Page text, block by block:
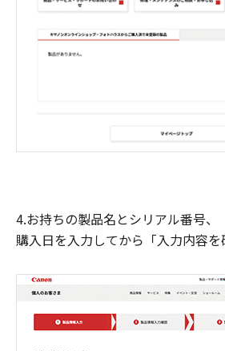
4.お持ちの製品名とシリアル番号、
購入日を入力してから「入力内容